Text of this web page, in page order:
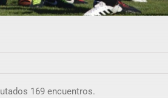
169 encuentros.